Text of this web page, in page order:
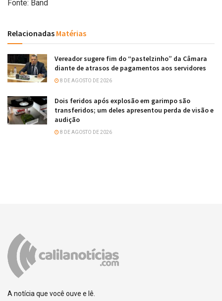
Fonte: Band
Relacionadas Matérias
Vereador sugere fim do “pastelzinho” da Câmara
diante de atrasos de pagamentos aos servidores
8 DE AGOSTO DE 2026
Dois feridos após explosão em garimpo são
transferidos; um deles apresentou perda de visão e
audição
8 DE AGOSTO DE 2026
A notícia que você ouve e lê.